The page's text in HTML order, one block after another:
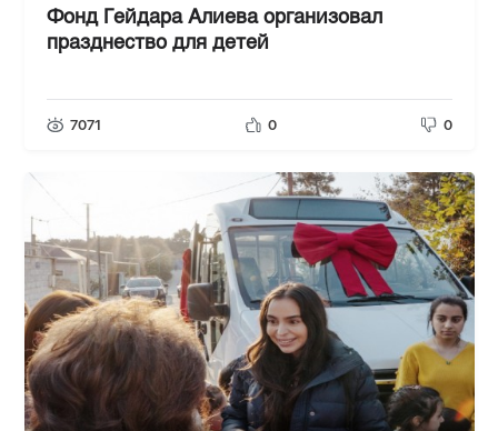
Фонд Гейдара Алиева организовал
празднество для детей
7071 0 0